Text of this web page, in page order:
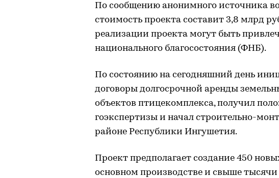
По сообщению анонимного источника
стоимость проекта составит 3,8 млрд
реализации проекта могут быть
национального благосостояния (ФНБ).
По состоянию на сегодняшний день
договоры долгосрочной аренды
объектов птицекомплекса, получил
гоэкспертизы и начал строительно-
районе Республики Ингушетия.
Проект предполагает создание 450
основном производстве и свыше